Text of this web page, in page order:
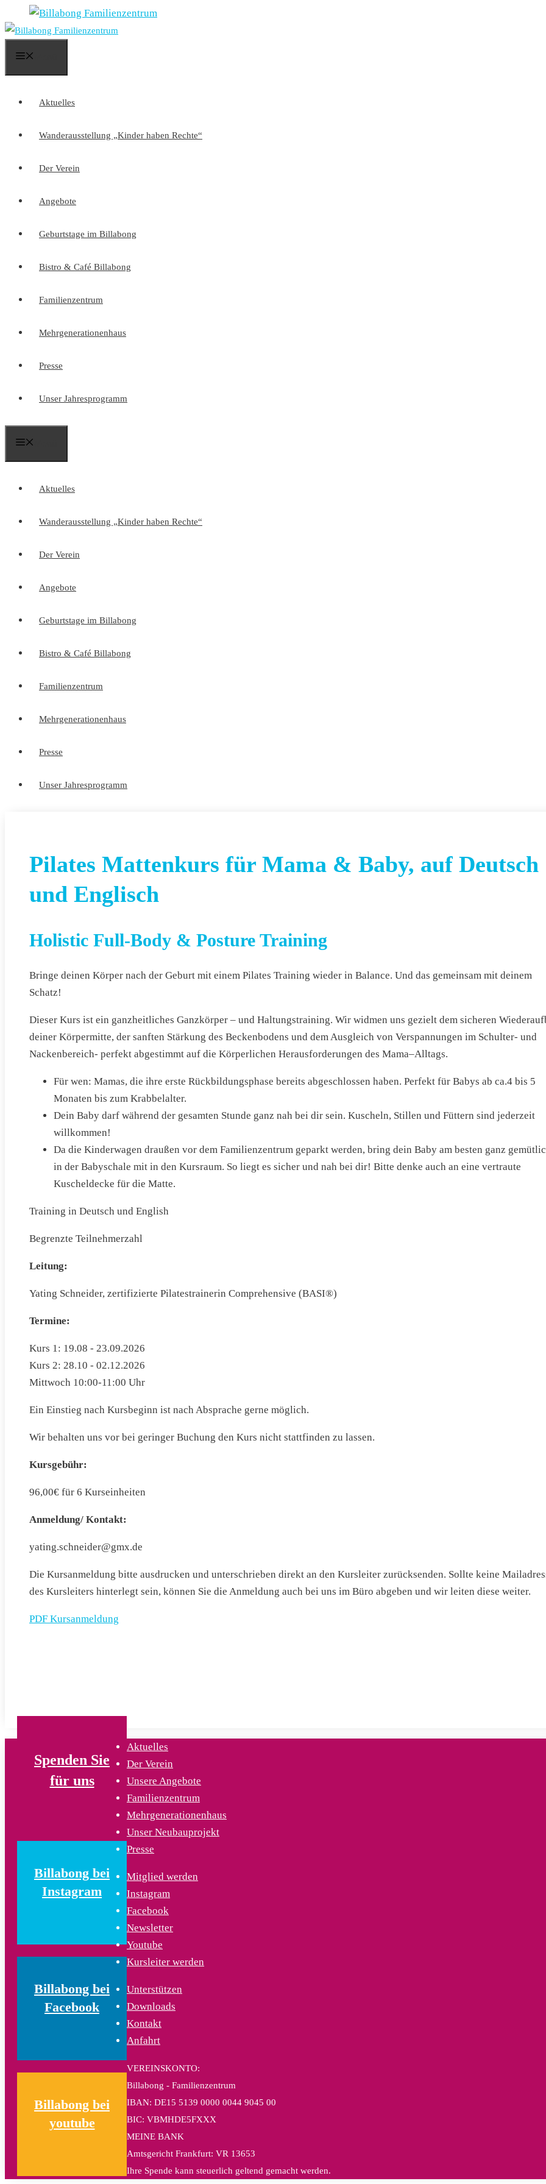
Inhalt
Aktuelles
Wanderausstellung „Kinder haben Rechte“
Der Verein
Angebote
Geburtstage im Billabong
Bistro & Café Billabong
Familienzentrum
Mehrgenerationenhaus
Presse
Unser Jahresprogramm
Aktuelles
Wanderausstellung „Kinder haben Rechte“
Der Verein
Angebote
Geburtstage im Billabong
Bistro & Café Billabong
Familienzentrum
Mehrgenerationenhaus
Presse
Unser Jahresprogramm
Pilates Mattenkurs für Mama & Baby, auf Deutsch
und Englisch
Holistic Full-Body & Posture Training
Bringe deinen Körper nach der Geburt mit einem Pilates Training wieder in Balance. Und das gemeinsam mit deinem
Schatz!
Dieser Kurs ist ein ganzheitliches Ganzkörper – und Haltungstraining. Wir widmen uns gezielt dem sicheren
deiner Körpermitte, der sanften Stärkung des Beckenbodens und dem Ausgleich von Verspannungen im Schulter- und
Nackenbereich- perfekt abgestimmt auf die Körperlichen Herausforderungen des Mama–Alltags.
Für wen: Mamas, die ihre erste Rückbildungsphase bereits abgeschlossen haben. Perfekt für Babys ab ca.4 bis 5
Monaten bis zum Krabbelalter.
Dein Baby darf während der gesamten Stunde ganz nah bei dir sein. Kuscheln, Stillen und Füttern sind jederzeit
willkommen!
Da die Kinderwagen draußen vor dem Familienzentrum geparkt werden, bring dein Baby am besten ganz
in der Babyschale mit in den Kursraum. So liegt es sicher und nah bei dir! Bitte denke auch an eine vertraute
Kuscheldecke für die Matte.
Training in Deutsch und English
Begrenzte Teilnehmerzahl
Leitung:
Yating Schneider, zertifizierte Pilatestrainerin Comprehensive (BASI®️)
Termine:
Kurs 1: 19.08 - 23.09.2026
Kurs 2: 28.10 - 02.12.2026
Mittwoch 10:00-11:00 Uhr
Ein Einstieg nach Kursbeginn ist nach Absprache gerne möglich.
Wir behalten uns vor bei geringer Buchung den Kurs nicht stattfinden zu lassen.
Kursgebühr:
96,00€ für 6 Kurseinheiten
Anmeldung/ Kontakt:
yating.schneider@gmx.de
Die Kursanmeldung bitte ausdrucken und unterschrieben direkt an den Kursleiter zurücksenden. Sollte keine
des Kursleiters hinterlegt sein, können Sie die Anmeldung auch bei uns im Büro abgeben und wir leiten diese weiter.
PDF Kursanmeldung
Spenden Sie
für uns
Billabong bei
Instagram
Billabong bei
Facebook
Billabong bei
youtube
Aktuelles
Der Verein
Unsere Angebote
Familienzentrum
Mehrgenerationenhaus
Unser Neubauprojekt
Presse
Mitglied werden
Instagram
Facebook
Newsletter
Youtube
Kursleiter werden
Unterstützen
Downloads
Kontakt
Anfahrt
VEREINSKONTO:
Billabong - Familienzentrum
IBAN: DE15 5139 0000 0044 9045 00
BIC: VBMHDE5FXXX
MEINE BANK
Amtsgericht Frankfurt: VR 13653
Ihre Spende kann steuerlich geltend gemacht werden.